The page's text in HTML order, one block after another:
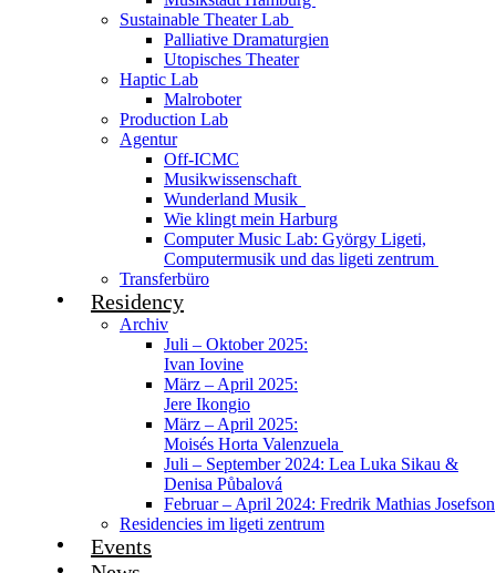
Sustainable Theater Lab
Palliative Dramaturgien
Utopisches Theater
Haptic Lab
Malroboter
Production Lab
Agentur
Off-ICMC
Musikwissenschaft
Wunderland Musik
Wie klingt mein Harburg
Computer Music Lab: György Ligeti,
Computermusik und das ligeti zentrum
Transferbüro
Residency
Archiv
Juli – Oktober 2025:
Ivan Iovine
März – April 2025:
Jere Ikongio
März – April 2025:
Moisés Horta Valenzuela
Juli – September 2024: Lea Luka Sikau &
Denisa Půbalová
Februar – April 2024: Fredrik Mathias Josefson
Residencies im ligeti zentrum
Events